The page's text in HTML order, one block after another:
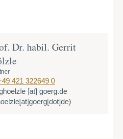
Dr. habil. Gerrit
421 322649 0
[at] goerg.de